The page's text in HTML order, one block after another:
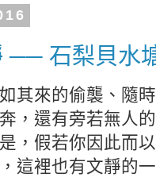
── 石梨貝水
其來的偷襲、隨
，還有旁若無
，假若你因此而
這裡也有文靜的